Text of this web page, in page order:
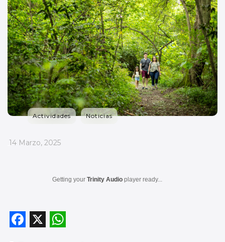
Actividades Noticias
_
14 Marzo, 2025
Getting your Trinity Audio player ready...